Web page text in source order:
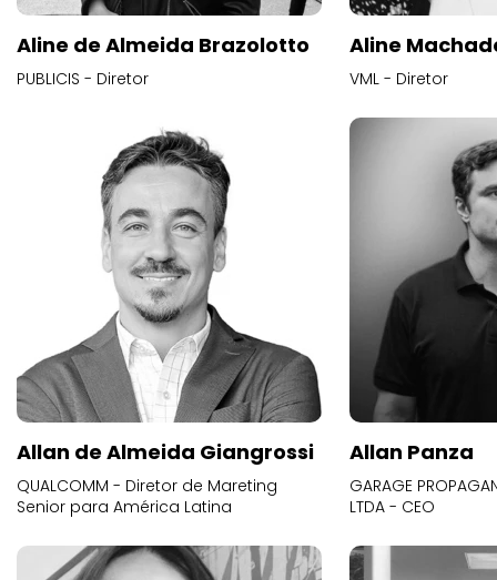
Aline de Almeida Brazolotto
PUBLICIS - Diretor
Aline
VML - Diretor
Allan de Almeida Giangrossi
QUALCOMM - Diretor de Mareting
Senior para América Latina
Allan Panza
GARAGE
LTDA - CEO